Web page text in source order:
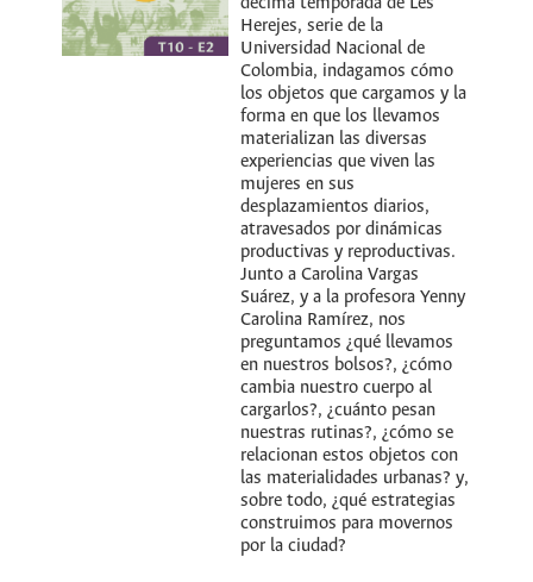
Herejes, serie de la
Universidad Nacional de
Colombia, indagamos cómo
los objetos que cargamos y la
forma en que los llevamos
materializan las diversas
experiencias que viven las
mujeres en sus
desplazamientos diarios,
atravesados por dinámicas
productivas y reproductivas.
Junto a Carolina Vargas
Suárez, y a la profesora Yenny
Carolina Ramírez, nos
preguntamos ¿qué llevamos
en nuestros bolsos?, ¿cómo
cambia nuestro cuerpo al
cargarlos?, ¿cuánto pesan
nuestras rutinas?, ¿cómo se
relacionan estos objetos con
las materialidades urbanas? y,
sobre todo, ¿qué estrategias
construimos para movernos
por la ciudad?